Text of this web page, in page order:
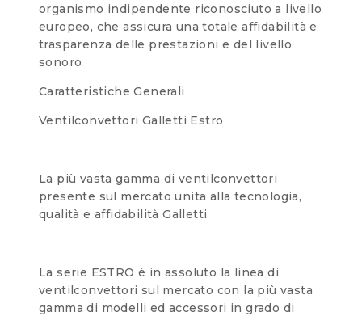
organismo indipendente riconosciuto a livello
europeo, che assicura una totale affidabilità e
trasparenza delle prestazioni e del livello
sonoro
Caratteristiche Generali
Ventilconvettori Galletti Estro
La più vasta gamma di ventilconvettori
presente sul mercato unita alla tecnologia,
qualità e affidabilità Galletti
La serie ESTRO è in assoluto la linea di
ventilconvettori sul mercato con la più vasta
gamma di modelli ed accessori in grado di